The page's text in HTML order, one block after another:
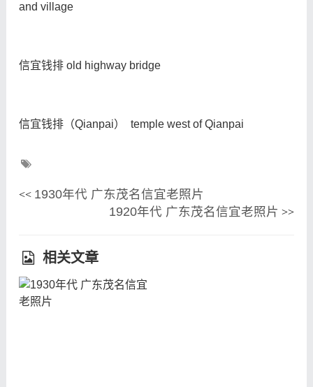
and village
信宜钱排 old highway bridge
信宜钱排（Qianpai） temple west of Qianpai
<< 1930年代 广东茂名信宜老照片
1920年代 广东茂名信宜老照片 >>
相关文章